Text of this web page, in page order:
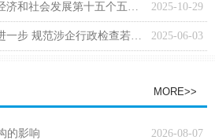
2025-10-29
中共中央关于制定国民经济和社会发展第十五个五年规划的建议
2025-06-03
省政府办公厅印发关于进一步 规范涉企行政检查若干措施的通知
2026-08-07
的影响
MORE>>